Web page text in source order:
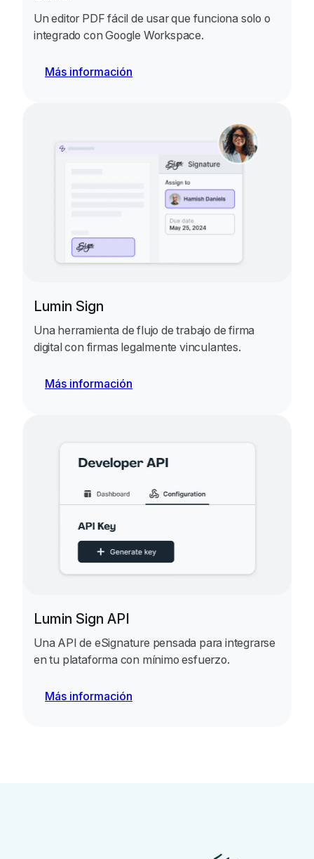
Un editor PDF fácil de usar que funciona solo o
integrado con Google Workspace.
Más información
Lumin Sign
Una herramienta de flujo de trabajo de firma
digital con firmas legalmente vinculantes.
Más información
Lumin Sign API
Una API de eSignature pensada para integrarse
en tu plataforma con mínimo esfuerzo.
Más información